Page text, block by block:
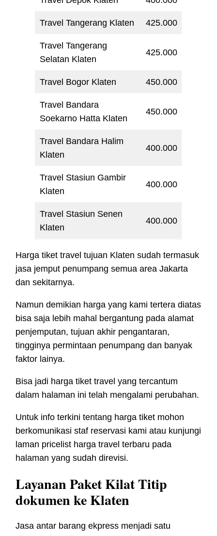
Travel Tangerang Klaten 425.000
Travel Tangerang
Selatan Klaten
425.000
Travel Bogor Klaten 450.000
Travel Bandara
Soekarno Hatta Klaten
450.000
Travel Bandara Halim
Klaten
400.000
Travel Stasiun Gambir
Klaten
400.000
Travel Stasiun Senen
Klaten
400.000
Harga tiket travel tujuan Klaten sudah termasuk
jasa jemput penumpang semua area Jakarta
dan sekitarnya.
Namun demikian harga yang kami tertera diatas
bisa saja lebih mahal bergantung pada alamat
penjemputan, tujuan akhir pengantaran,
tingginya permintaan penumpang dan banyak
faktor lainya.
Bisa jadi harga tiket travel yang tercantum
dalam halaman ini telah mengalami perubahan.
Untuk info terkini tentang harga tiket mohon
berkomunikasi staf reservasi kami atau kunjungi
laman pricelist harga travel terbaru pada
halaman yang sudah direvisi.
Layanan Paket Kilat Titip
dokumen ke Klaten
Jasa antar barang ekpress menjadi satu